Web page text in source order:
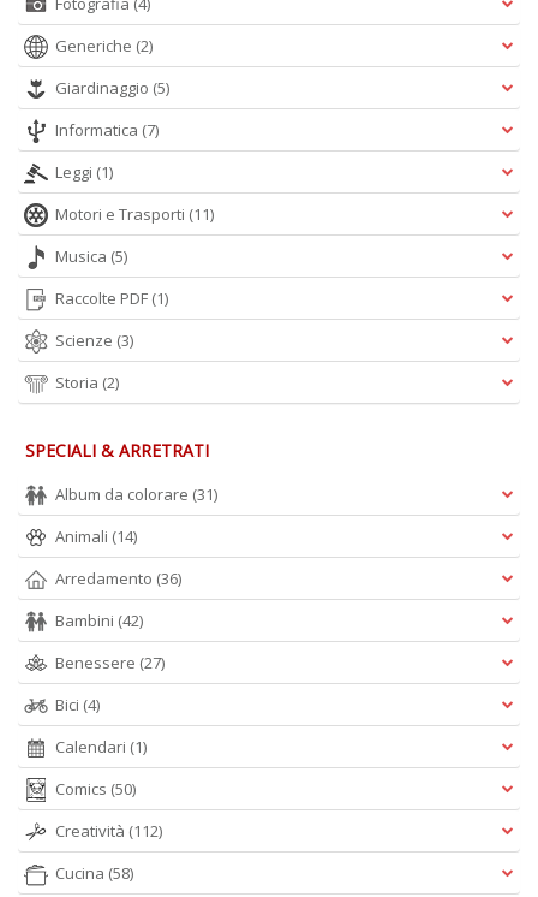
Generiche (2)
Giardinaggio (5)
Informatica (7)
Leggi (1)
Motori e Trasporti (11)
Musica (5)
Raccolte PDF (1)
Scienze (3)
Storia (2)
SPECIALI & ARRETRATI
Album da colorare (31)
Animali (14)
Arredamento (36)
Bambini (42)
Benessere (27)
Bici (4)
Calendari (1)
Comics (50)
Creatività (112)
Cucina (58)